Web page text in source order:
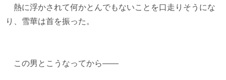
熱に浮かされて何かとんでもないことを口走りそうにな
り、雪華は首を振った。
この男とこうなってから――